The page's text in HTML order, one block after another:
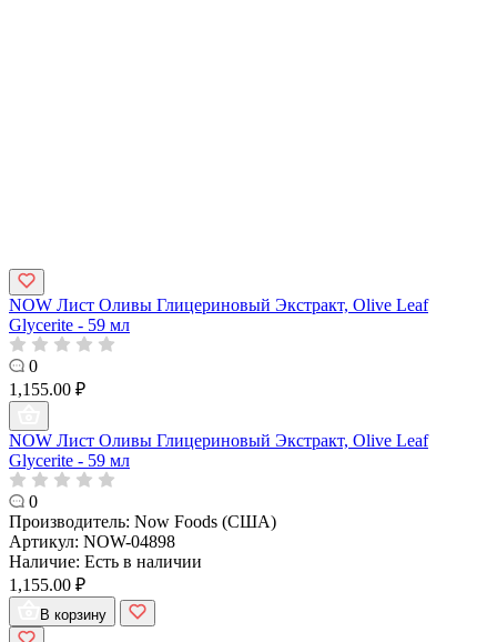
NOW Лист Оливы Глицериновый Экстракт, Olive Leaf
Glycerite - 59 мл
0
1,155.00 ₽
NOW Лист Оливы Глицериновый Экстракт, Olive Leaf
Glycerite - 59 мл
0
Производитель: Now Foods (США)
Артикул: NOW-04898
Наличие: Есть в наличии
1,155.00 ₽
В корзину